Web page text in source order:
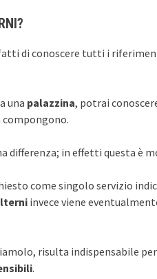
di conoscere tutti i
una palazzina, potrai
compongono.
differenza; in effetti questa è
come singolo servizio
invece viene
risulta indispensabile
.